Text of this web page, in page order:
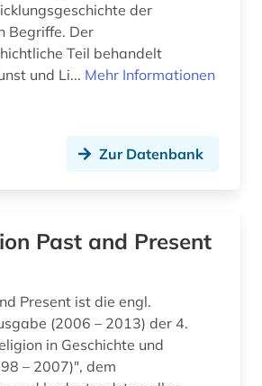
der
Begriffe. Der
Teil behandelt
und Li... Mehr Informationen
Zur Datenbank
Past and Present
Present ist die engl.
(2006 – 2013) der 4.
in Geschichte und
– 2007)", dem